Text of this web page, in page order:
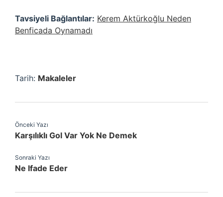
Tavsiyeli Bağlantılar: Kerem Aktürkoğlu Neden
Benficada Oynamadı
Tarih: Makaleler
Önceki Yazı
Karşılıklı Gol Var Yok Ne Demek
Sonraki Yazı
Ne Ifade Eder